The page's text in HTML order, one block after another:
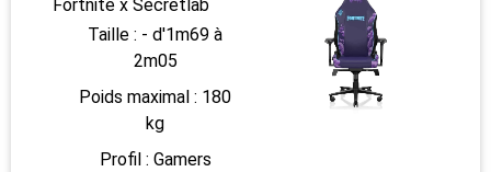
Fortnite x Secretlab
Taille : - d'1m69 à
2m05
Poids maximal : 180
kg
Profil : Gamers